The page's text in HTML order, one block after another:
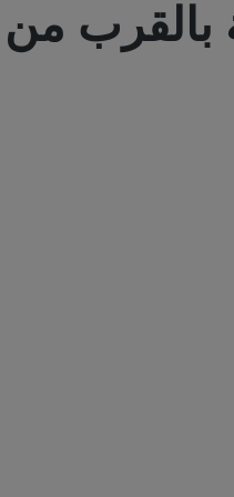
بالقرب من